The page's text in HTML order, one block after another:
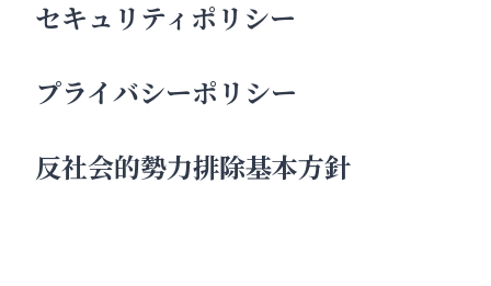
セキュリティポリシー
プライバシーポリシー
反社会的勢力排除基本方針